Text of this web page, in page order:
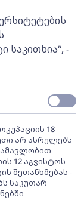
საკითხია“, -
18
არ ასრულებს
12 აგვისტოს
შეთანხმებას -
საკუთარ